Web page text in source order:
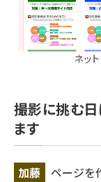
ネッ
撮影に挑む
ます
加藤
ページを